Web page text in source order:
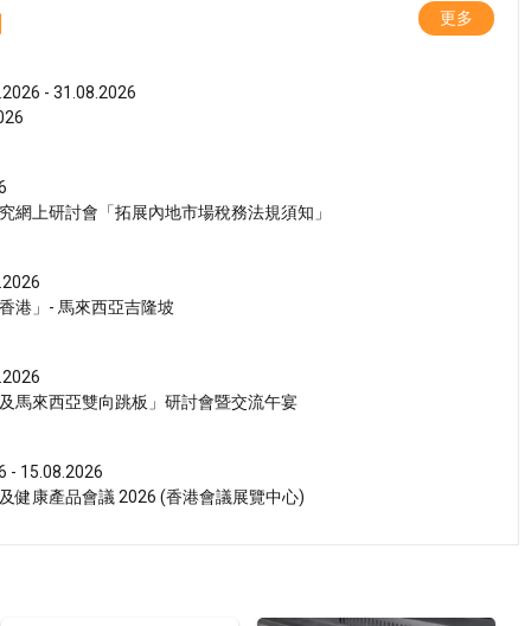
更多
- 31.08.2026
網上研討會「拓展內地市場稅務法規須知」
港」- 馬來西亞吉隆坡
馬來西亞雙向跳板」研討會暨交流午宴
- 15.08.2026
健康產品會議 2026 (香港會議展覽中心)